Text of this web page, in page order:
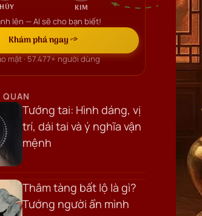
KIM
lên — AI sẽ cho bạn biết!
Khám phá ngay →
mật ·57.477+người dùng
QUAN
Tướng tai: Hình dáng, vị
trí, dái tai và ý nghĩa vận
mệnh
Thâm tàng bất lộ là gì?
Tướng người ẩn mình